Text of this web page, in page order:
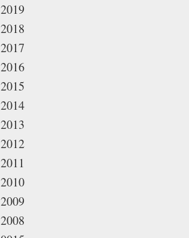
2019
2018
2017
2016
2015
2014
2013
2012
2011
2010
2009
2008